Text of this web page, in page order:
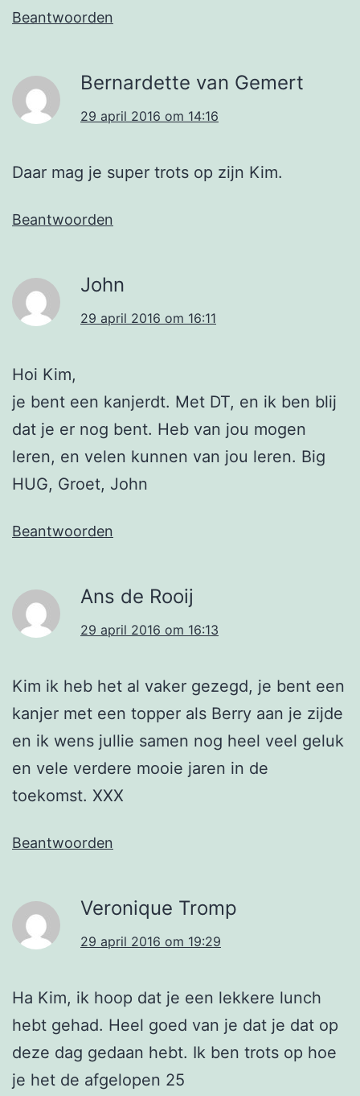
Beantwoorden
Bernardette van Gemert
29 april 2016 om 14:16
Daar mag je super trots op zijn Kim.
Beantwoorden
John
29 april 2016 om 16:11
Hoi Kim,
je bent een kanjerdt. Met DT, en ik ben blij
dat je er nog bent. Heb van jou mogen
leren, en velen kunnen van jou leren. Big
HUG, Groet, John
Beantwoorden
Ans de Rooij
29 april 2016 om 16:13
Kim ik heb het al vaker gezegd, je bent een
kanjer met een topper als Berry aan je zijde
en ik wens jullie samen nog heel veel geluk
en vele verdere mooie jaren in de
toekomst. XXX
Beantwoorden
Veronique Tromp
29 april 2016 om 19:29
Ha Kim, ik hoop dat je een lekkere lunch
hebt gehad. Heel goed van je dat je dat op
deze dag gedaan hebt. Ik ben trots op hoe
je het de afgelopen 25